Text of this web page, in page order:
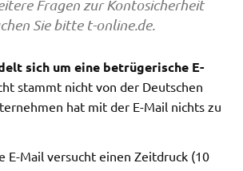
Fragen zur Kontosicherheit
Sie bitte t-online.de.
sich um eine betrügerische E-
stammt nicht von der Deutschen
hat mit der E-Mail nichts zu
E-Mail versucht einen Zeitdruck (10